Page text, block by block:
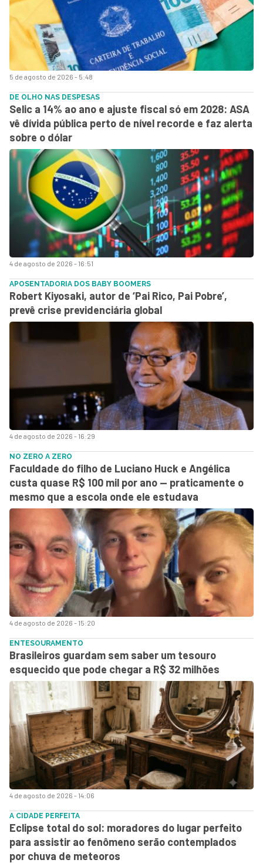
5 de agosto de 2026 - 5:48
4 de agosto de 2026 - 16:51
DE OLHO NAS DESPESAS
Selic a 14% ao ano e ajuste fiscal só em 2028: ASA
vê dívida pública perto de nível recorde e faz alerta
sobre o dólar
4 de agosto de 2026 - 16:29
APOSENTADORIA DOS BABY BOOMERS
Robert Kiyosaki, autor de ‘Pai Rico, Pai Pobre’,
prevê crise previdenciária global
4 de agosto de 2026 - 15:20
NO ZERO A ZERO
Faculdade do filho de Luciano Huck e Angélica
custa quase R$ 100 mil por ano — praticamente o
mesmo que a escola onde ele estudava
4 de agosto de 2026 - 14:06
ENTESOURAMENTO
Brasileiros guardam sem saber um tesouro
esquecido que pode chegar a R$ 32 milhões
A CIDADE PERFEITA
Eclipse total do sol: moradores do lugar perfeito
para assistir ao fenômeno serão contemplados
por chuva de meteoros